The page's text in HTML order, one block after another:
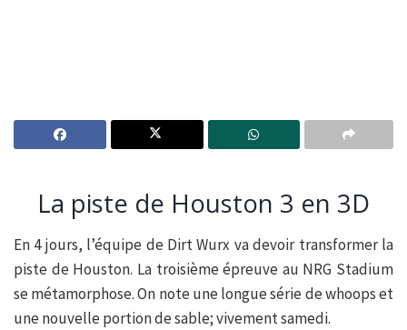
La piste de Houston 3 en 3D
En 4 jours, l’équipe de Dirt Wurx va devoir transformer la
piste de Houston. La troisième épreuve au NRG Stadium
se métamorphose. On note une longue série de whoops et
une nouvelle portion de sable; vivement samedi.